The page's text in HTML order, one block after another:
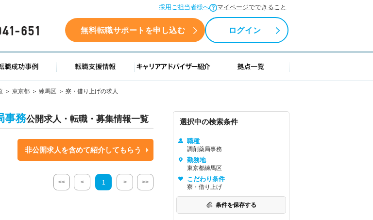
採用ご担当者様へ マイページでできること
0120-941-651 無料転職サポートを申し込む ログイン
転職成功事例 転職支援情報 キャリアアドバイザー紹介 拠点一覧
東京都 練馬区 寮・借り上げの求人
事務公開求人・転職・募集情報一覧
非公開求人を含めて紹介してもらう
<< < 1 > >>
選択中の検索条件
職種
調剤薬局事務
勤務地
東京都練馬区
こだわり条件
寮・借り上げ
条件を保存する